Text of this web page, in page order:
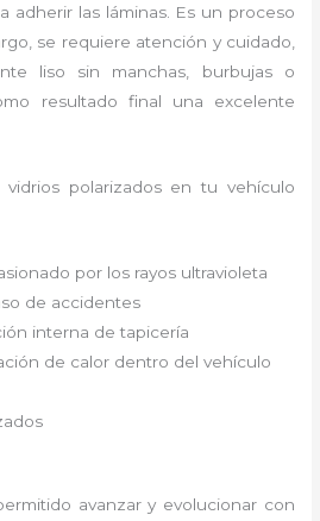
adherir las láminas. Es un proceso
se requiere atención y cuidado,
liso sin manchas, burbujas o
resultado final una excelente
polarizados en tu vehículo
por los rayos ultravioleta
de accidentes
interna de tapicería
de calor dentro del vehículo
avanzar y evolucionar con